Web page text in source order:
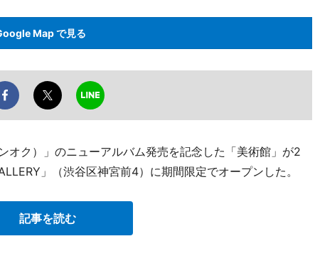
Map で見る
オク）」のニューアルバム発売を記念した「美術館」が2
」（渋谷区神宮前4）に期間限定でオープンした。
記事を読む